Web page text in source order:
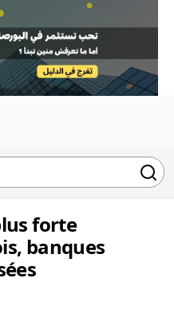
forte
banques